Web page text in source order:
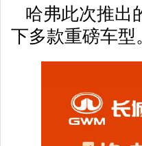
哈弗此次推出
下多款重磅车型